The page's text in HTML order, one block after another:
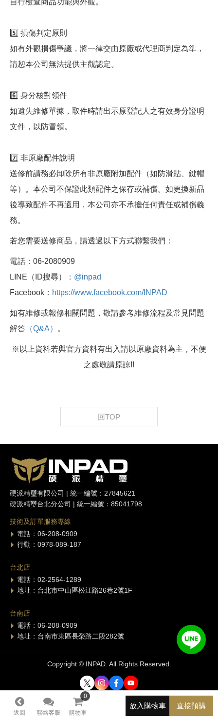
返回 聯絡客服
0
購物車
直接預購
放入購物車
自行檢查商品功能與外觀。
5️⃣ 損傷判定原則
如有外觀損傷爭議，將一律交由原廠或代理商判定為準，
請恕本公司無法提供主觀認定。
6️⃣ 身分核對領件
如遺失維修單據，取件時請出示原登記人之有效身分證明
文件，以防冒領。
7️⃣ 非原廠配件說明
送修前請務必卸除所有非原廠附加配件（如防滑貼、鍵帽
等）。本公司不保證此類配件之保存或補償。如更換新品
後導致配件不再適用，本公司亦不承擔任何責任或補償義
務。
若您需要送修商品，請透過以下方式聯繫我們：
電話：06-2080909
LINE（ID搜尋）： @inpad
Facebook： https://www.facebook.com/INPAD
如有維修或報修相關問題，敬請參考維修流程及常見問題
解答 （Q&A） 。
※以上資料若與官方資料有出入請以原廠資料為主，不便
之處敬請原諒!!
回TOP
硬派精璽有限公司 | 統一編號：27845621
硬派精璽台北分公司 | 統一編號：85041798
技術及訂單服務專線
電話：06-208-0909
行動：0978-089-187
台北店
電話：02-2564-1289
地址：台北市中山區松江路26巷2號1F
台南店
電話：06-208-0909
地址：台南市東區長榮路二段282號
Copyright © INPAD. All Rights Reserved.
0